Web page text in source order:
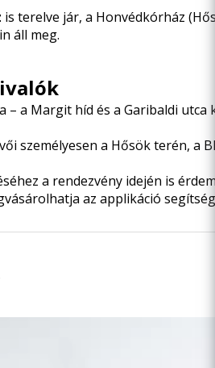
is terelve jár, a Honvédkórház
áll meg.
– a Margit híd és a Garibaldi
személyesen a Hősök terén, a
a rendezvény idején is
az applikáció